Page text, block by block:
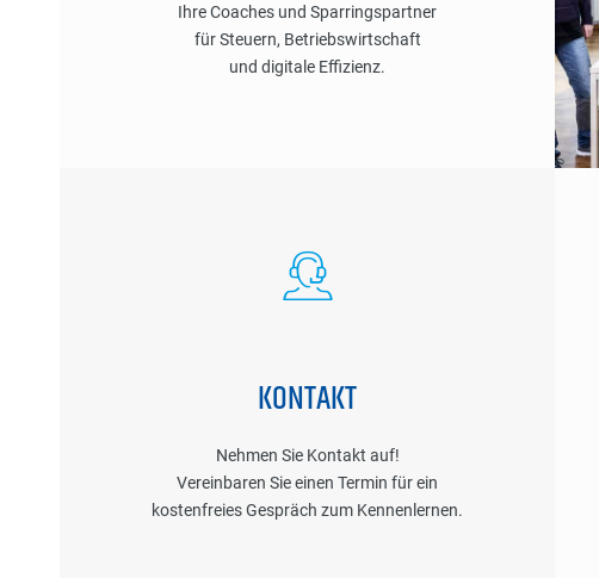
Ihre Coaches und Sparringspartner
für Steuern, Betriebswirtschaft
und digitale Effizienz.
KONTAKT
Nehmen Sie Kontakt auf!
Vereinbaren Sie einen Termin für ein
kostenfreies Gespräch zum Kennenlernen.